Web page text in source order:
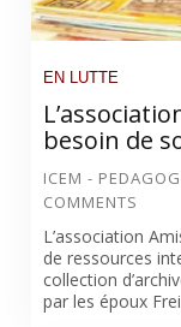
EN LUTTE
besoin de
ICEM -
COMMENTS
L’association
de ressources
collection
par les époux